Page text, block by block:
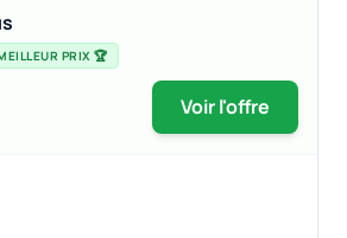
PRIX 🏆
Voir l'offre